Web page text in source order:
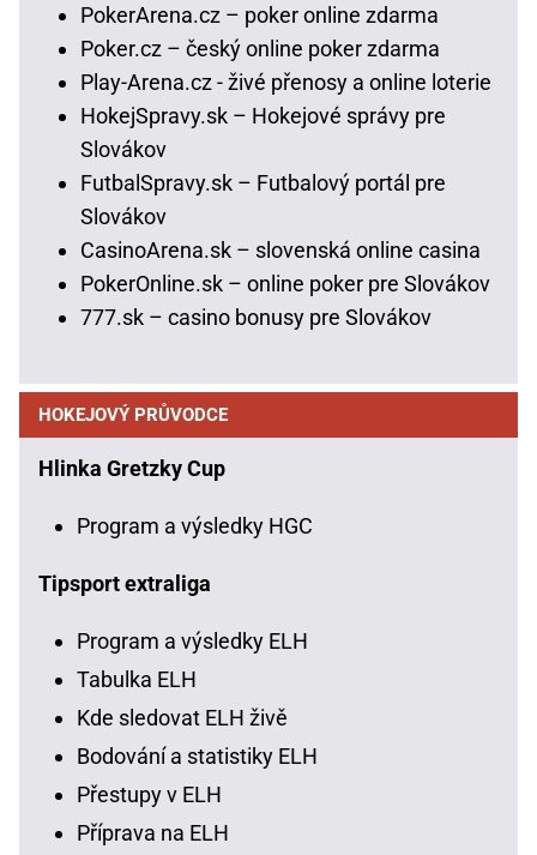
PokerArena.cz – poker online zdarma
Poker.cz – český online poker zdarma
Play-Arena.cz - živé přenosy a online loterie
HokejSpravy.sk – Hokejové správy pre
Slovákov
FutbalSpravy.sk – Futbalový portál pre
Slovákov
CasinoArena.sk – slovenská online casina
PokerOnline.sk – online poker pre Slovákov
777.sk – casino bonusy pre Slovákov
HOKEJOVÝ PRŮVODCE
Hlinka Gretzky Cup
Program a výsledky HGC
Tipsport extraliga
Program a výsledky ELH
Tabulka ELH
Kde sledovat ELH živě
Bodování a statistiky ELH
Přestupy v ELH
Příprava na ELH